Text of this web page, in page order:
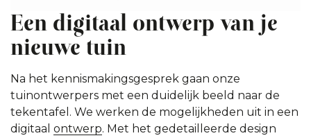
Een digitaal ontwerp van je
nieuwe tuin
Na het kennismakingsgesprek gaan onze
tuinontwerpers met een duidelijk beeld naar de
tekentafel. We werken de mogelijkheden uit in een
digitaal ontwerp. Met het gedetailleerde design